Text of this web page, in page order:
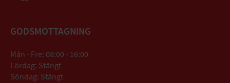
GODSMOTTAGNING
Mån - Fre: 08:00 - 16:00
Lördag: Stängt
Söndag: Stängt